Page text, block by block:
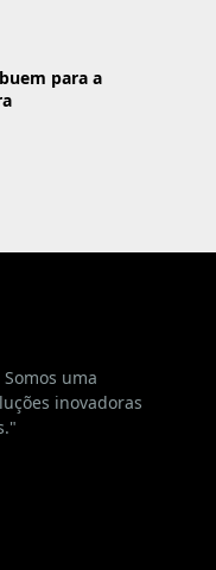
site.
para a
Somos uma
inovadoras